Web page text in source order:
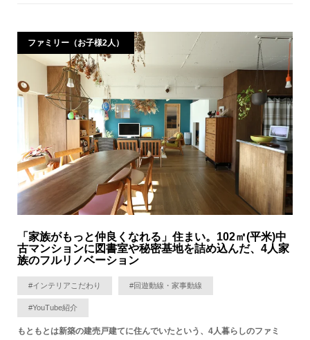
ファミリー（お子様2人）
「家族がもっと仲良くなれる」住まい。102㎡(平米)中
古マンションに図書室や秘密基地を詰め込んだ、4人家
族のフルリノベーション
#インテリアこだわり #回遊動線・家事動線
#YouTube紹介
もともとは新築の建売戸建てに住んでいたという、4人暮らしのファミ